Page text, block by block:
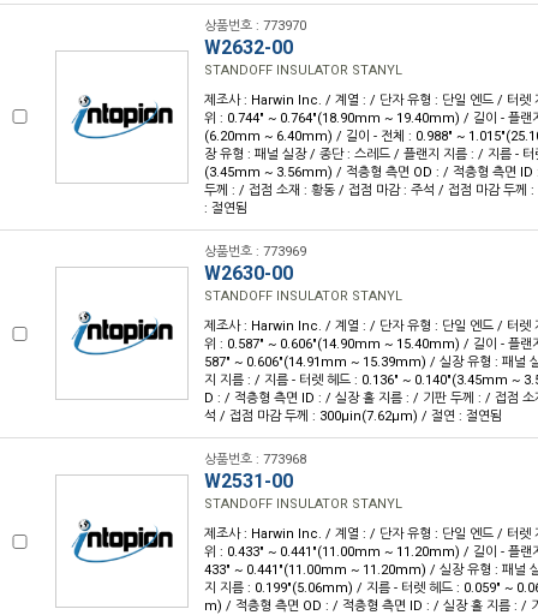
상품번호 : 773970
W2632-00
STANDOFF INSULATOR STANYL
제조사 : Harwin Inc. / 계열 : / 단자 유형 : 단일 엔드 / 터렛
위 : 0.744" ~ 0.764"(18.90mm ~ 19.40mm) / 길이 - 플랜
(6.20mm ~ 6.40mm) / 길이 - 전체 : 0.988" ~
장 유형 : 패널 실장 / 종단 : 스레드 / 플랜지 지름 : / 지름 -
(3.45mm ~ 3.56mm) / 적층형 측면 OD : / 적층형 측면 ID
두께 : / 접점 소재 : 황동 / 접점 마감 : 주석 / 접점 마감 두
: 절연됨
상품번호 : 773969
W2630-00
STANDOFF INSULATOR STANYL
제조사 : Harwin Inc. / 계열 : / 단자 유형 : 단일 엔드 / 터렛
위 : 0.587" ~ 0.606"(14.90mm ~ 15.40mm) / 길이 - 플랜
587" ~ 0.606"(14.91mm ~ 15.39mm) / 실장 유형 : 패널
지 지름 : / 지름 - 터렛 헤드 : 0.136" ~ 0.140"(3.45mm ~
D : / 적층형 측면 ID : / 실장 홀 지름 : / 기판 두께 : / 접점
석 / 접점 마감 두께 : 300µin(7.62µm) / 절연 : 절연됨
상품번호 : 773968
W2531-00
STANDOFF INSULATOR STANYL
제조사 : Harwin Inc. / 계열 : / 단자 유형 : 단일 엔드 / 터렛
위 : 0.433" ~ 0.441"(11.00mm ~ 11.20mm) / 길이 - 플랜
433" ~ 0.441"(11.00mm ~ 11.20mm) / 실장 유형 : 패널
지 지름 : 0.199"(5.06mm) / 지름 - 터렛 헤드 : 0.059" ~
m) / 적층형 측면 OD : / 적층형 측면 ID : / 실장 홀 지름 : /